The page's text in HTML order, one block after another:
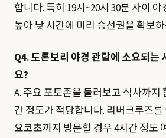
합니다. 특히 19시~20시 30분 사이
높아 낮 시간에 미리 승선권을 확보
Q4. 도톤보리 야경 관람에 소요되는
요?
A. 주요 포토존을 둘러보고 식사까지
간 정도가 적당합니다. 리버크루즈를
요코초까지 방문할 경우 4시간 정도